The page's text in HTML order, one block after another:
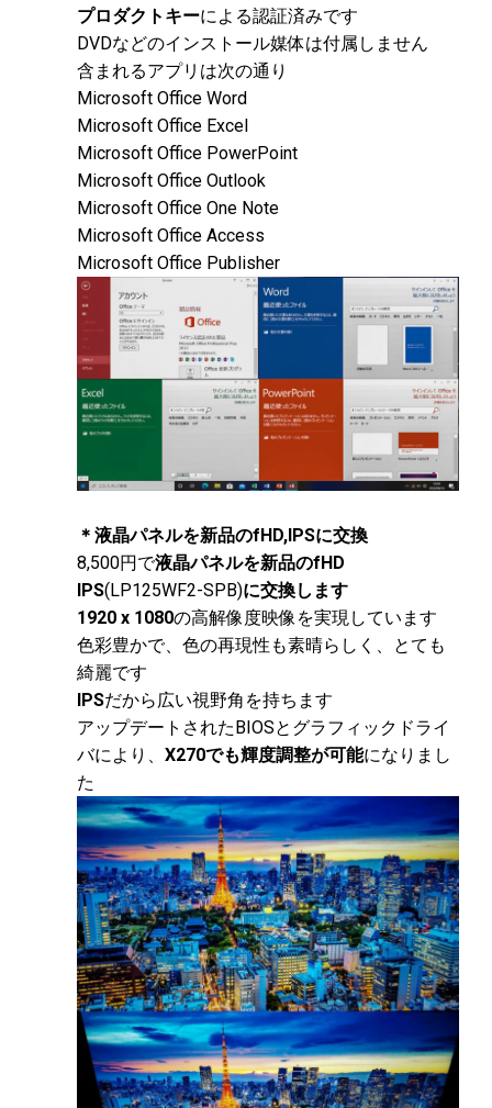
プロダクトキーによる認証済みです
DVDなどのインストール媒体は付属しません
含まれるアプリは次の通り
Microsoft Office Word
Microsoft Office Excel
Microsoft Office PowerPoint
Microsoft Office Outlook
Microsoft Office One Note
Microsoft Office Access
Microsoft Office Publisher
＊液晶パネルを新品のfHD,IPSに交換
8,500円で液晶パネルを新品のfHD
IPS(LP125WF2-SPB)に交換します
1920 x 1080の高解像度映像を実現しています
色彩豊かで、色の再現性も素晴らしく、とても
綺麗です
IPSだから広い視野角を持ちます
アップデートされたBIOSとグラフィックドライ
バにより、 X270でも輝度調整が可能になりまし
た